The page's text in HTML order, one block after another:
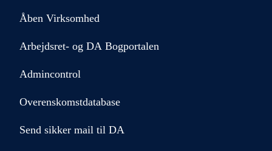
Åben Virksomhed
Arbejdsret- og DA Bogportalen
Admincontrol
Overenskomstdatabase
Send sikker mail til DA